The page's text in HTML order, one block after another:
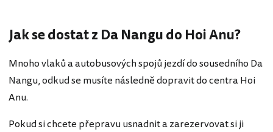
Jak se dostat z Da Nangu do Hoi Anu?
Mnoho vlaků a autobusových spojů jezdí do sousedního Da
Nangu, odkud se musíte následně dopravit do centra Hoi
Anu.
Pokud si chcete přepravu usnadnit a zarezervovat si ji